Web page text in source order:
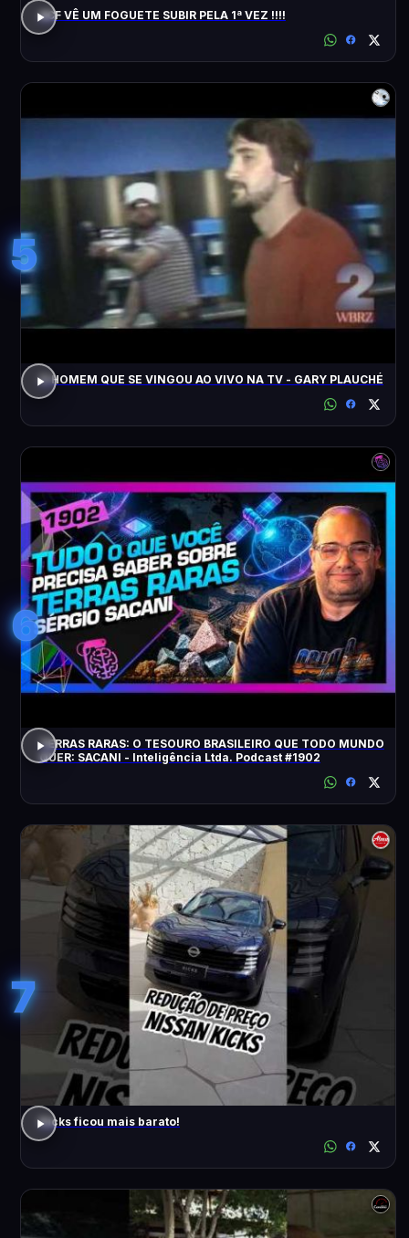
ACF VÊ UM FOGUETE SUBIR PELA 1ª VEZ !!!!
5
O HOMEM QUE SE VINGOU AO VIVO NA TV - GARY PLAUCHÉ
6
TERRAS RARAS: O TESOURO BRASILEIRO QUE TODO MUNDO
QUER: SACANI - Inteligência Ltda. Podcast #1902
7
Kicks ficou mais barato!